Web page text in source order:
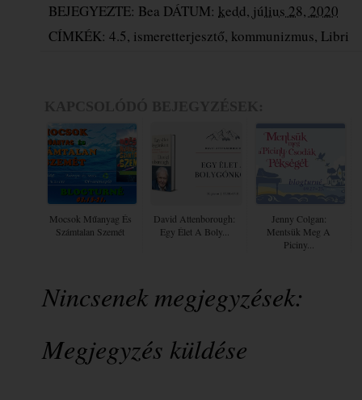
BEJEGYEZTE: Bea DÁTUM: kedd, július 28, 2020
CÍMKÉK: 4.5, ismeretterjesztő, kommunizmus, Libri
Mocsok ​műanyag És
Számtalan Szemét
David Attenborough:
Egy Élet A Boly...
Jenny Colgan:
Mentsük ​meg A
Piciny...
Nincsenek megjegyzések:
Megjegyzés küldése